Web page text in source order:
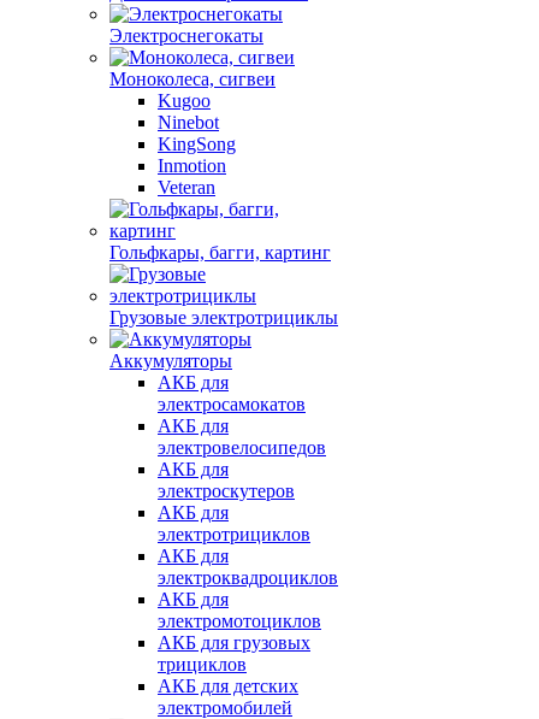
Электроснегокаты
Моноколеса, сигвеи
Kugoo
Ninebot
KingSong
Inmotion
Veteran
Гольфкары, багги, картинг
Грузовые электротрициклы
Аккумуляторы
АКБ для
электросамокатов
АКБ для
электровелосипедов
АКБ для
электроскутеров
АКБ для
электротрициклов
АКБ для
электроквадроциклов
АКБ для
электромотоциклов
АКБ для грузовых
трициклов
АКБ для детских
электромобилей